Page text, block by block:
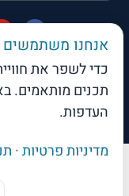
web-clickבניית
אנחנו משתמשים
כדי לשפר את
תכנים מותאמים.
העדפות.
מדיניות פרטיות·